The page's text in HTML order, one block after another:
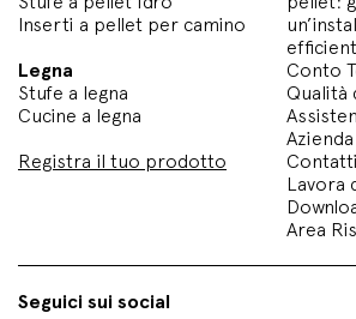
Inserti a pellet per camino
Legna
Stufe a legna
Cucine a legna
Registra il tuo prodotto
Conto
Qualità
Azienda
Contatti
Lavora
Area
Seguici sui social